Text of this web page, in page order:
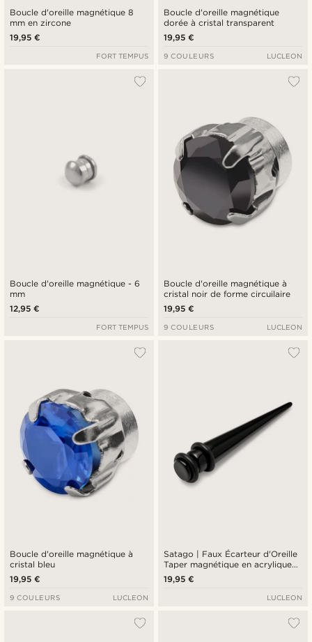
Boucle d'oreille magnétique 8
mm en zircone
19,95 €
FORT TEMPUS
Boucle d'oreille magnétique
dorée à cristal transparent
19,95 €
9 COULEURS LUCLEON
Boucle d'oreille magnétique - 6
mm
12,95 €
FORT TEMPUS
Boucle d'oreille magnétique à
cristal noir de forme circuilaire
19,95 €
9 COULEURS LUCLEON
Boucle d'oreille magnétique à
cristal bleu
19,95 €
9 COULEURS LUCLEON
Satago | Faux Écarteur d'Oreille
Taper magnétique en acrylique
noir 6 mm
19,95 €
LUCLEON